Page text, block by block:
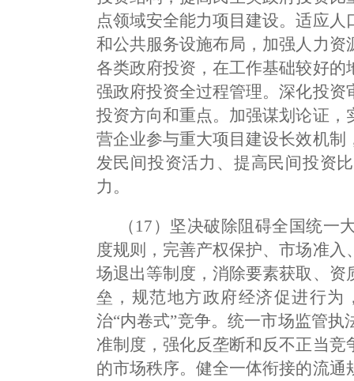
点领域安全能力项目建设。适应
和公共服务设施布局，加强人力
各类政府投资，在工作基础较好
强政府投资全过程管理。深化投
投资方向和重点。加强谋划论证
营企业参与重大项目建设长效机
发民间投资活力、提高民间投资
力。
（17）坚决破除阻碍全国统
度规则，完善产权保护、市场准
场退出等制度，消除要素获取、
垒，规范地方政府经济促进行
治“内卷式”竞争。统一市场监管
准制度，强化反垄断和反不正当
的市场秩序。健全一体衔接的流